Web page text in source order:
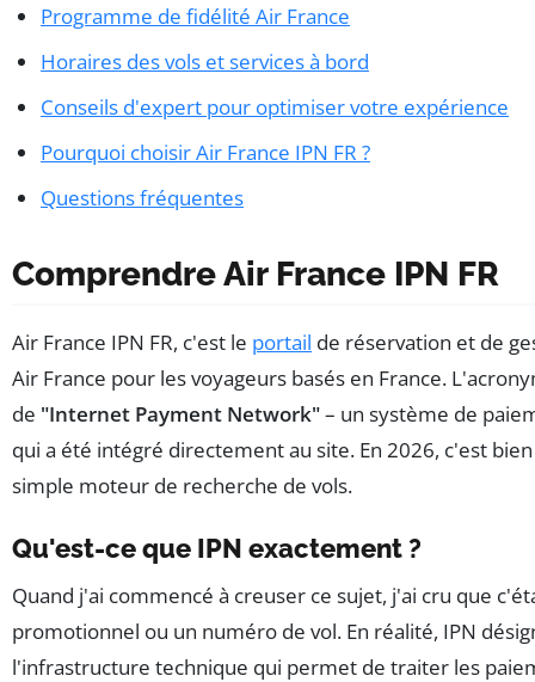
Programme de fidélité Air France
Horaires des vols et services à bord
Conseils d'expert pour optimiser votre expérience
Pourquoi choisir Air France IPN FR ?
Questions fréquentes
Comprendre Air France IPN FR
Air France IPN FR, c'est le portail de réservation et de
Air France pour les voyageurs basés en France.
de "Internet Payment Network"– un système de
qui a été intégré directement au site. En 2026, c'est
simple moteur de recherche de vols.
Qu'est-ce que IPN exactement ?
Quand j'ai commencé à creuser ce sujet, j'ai cru que
promotionnel ou un numéro de vol. En réalité, IPN
l'infrastructure technique qui permet de traiter les